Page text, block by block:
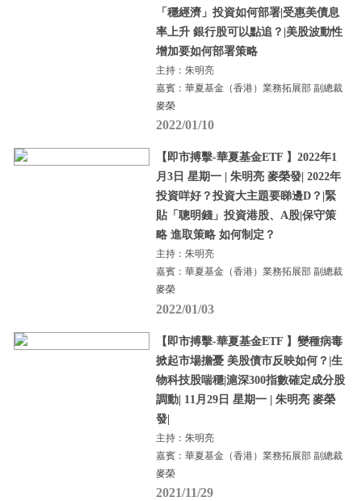
「穩經濟」投資如何部署|受惠美債息
率上升 銀行股可以點追？|美股波動性
增加要如何部署策略
主持：朱明亮
嘉賓：華夏基金（香港）業務拓展部 副總裁
麥榮
2022/01/10
【即市搏擊-華夏基金ETF 】2022年1
月3日 星期一 | 朱明亮 麥榮發| 2022年
投資咩好？投資大主題要睇邊D？|緊
貼「聰明錢」投資港股、A股|保守策
略 進取策略 如何制定？
主持：朱明亮
嘉賓：華夏基金（香港）業務拓展部 副總裁
麥榮
2022/01/03
【即市搏擊-華夏基金ETF 】變種病毒
掀起市場擔憂 美股債市反映如何？|生
物科技股喘穩|滬深300指數確定成分股
調動| 11月29日 星期一 | 朱明亮 麥榮
發|
主持：朱明亮
嘉賓：華夏基金（香港）業務拓展部 副總裁
麥榮
2021/11/29